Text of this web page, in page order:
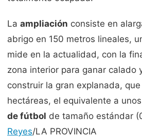
La ampliación consiste en
abrigo en 150 metros lineales,
mide en la actualidad, con la
zona interior para ganar calado
construir la gran explanada,
hectáreas, el equivalente a unos
de fútbol de tamaño estándar
Reyes/LA PROVINCIA